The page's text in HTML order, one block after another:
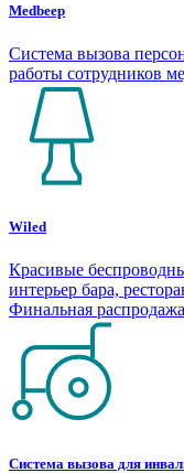
Medbeep
Система вызова
работы сотрудников
Wiled
Красивые
интерьер бара,
Финальная
Система вызова для